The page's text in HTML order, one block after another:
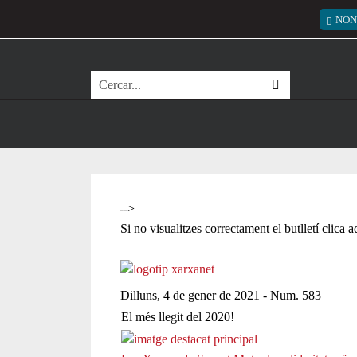
Cerca
-->
Si no visualitzes correctament el butlletí clica
Dilluns, 4 de gener de 2021 - Num. 583
El més llegit del 2020!